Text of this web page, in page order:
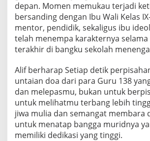
depan. Momen memukau terjadi
bersanding dengan Ibu Wali Kelas
mentor, pendidik, sekaligus ibu
telah menempa karakternya
terakhir di bangku sekolah
​Alif berharap Setiap detik
untaian doa dari para Guru 138
dan melepasmu, bukan untuk
untuk melihatmu terbang lebih
jiwa mulia dan semangat membara
untuk menatap bangga muridnya
memiliki dedikasi yang tinggi.